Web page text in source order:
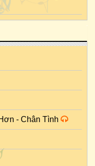
- Chân Tình